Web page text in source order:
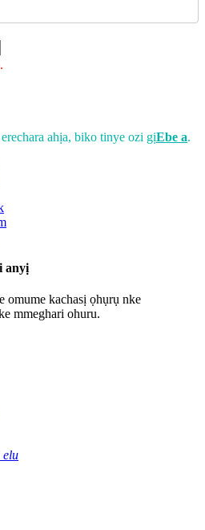
ahịa, biko tinye ozi gịEbe a.
anyị
omume kachasị ọhụrụ nke
mmeghari ohuru.